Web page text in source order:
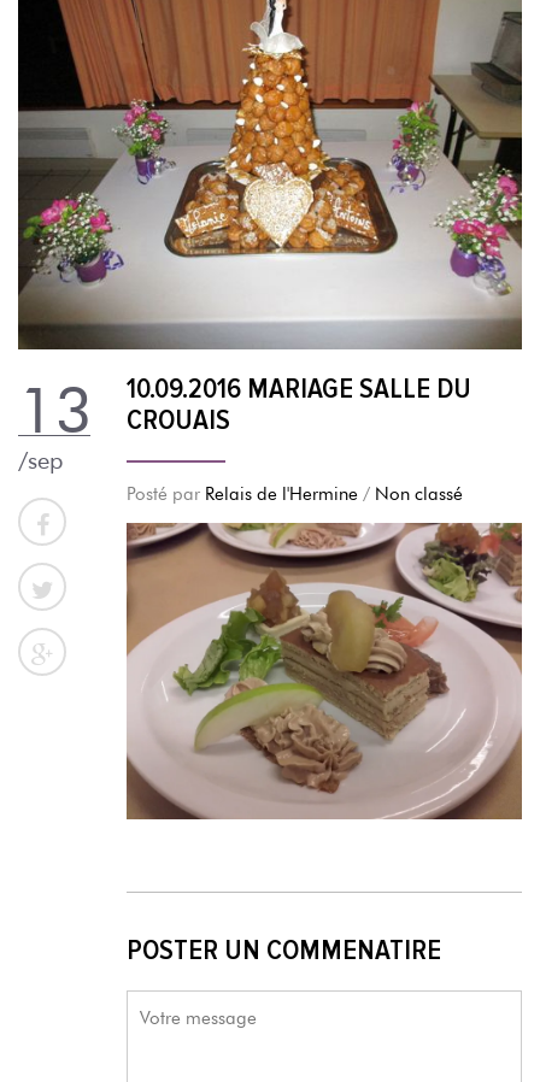
13
/sep
10.09.2016 MARIAGE SALLE DU
CROUAIS
Posté par Relais de l'Hermine / Non classé
POSTER UN COMMENATIRE